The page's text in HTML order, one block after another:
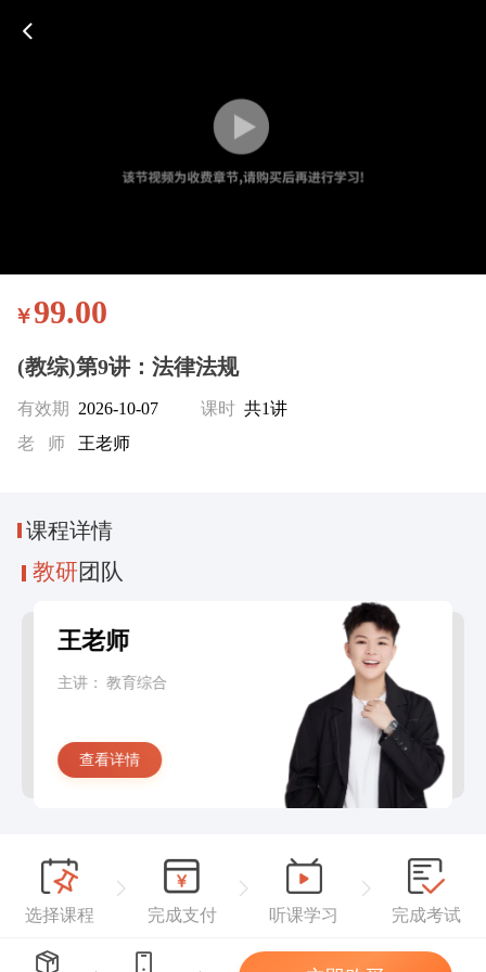
￥99.00
(教综)第9讲：法律法规
有效期 2026-10-07 课时共1讲
老 师
王老师
课程详情
教研团队
王老师
主讲： 教育综合
查看详情
选择课程 完成支付 听课学习 完成考试